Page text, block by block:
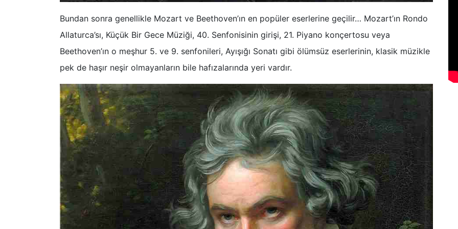
Bundan sonra genellikle Mozart ve Beethoven’ın en popüler eserlerine geçilir… Mozart’ın Rondo
Allaturca’sı, Küçük Bir Gece Müziği, 40. Senfonisinin girişi, 21. Piyano konçertosu veya
Beethoven’ın o meşhur 5. ve 9. senfonileri, Ayışığı Sonatı gibi ölümsüz eserlerinin, klasik müzikle
pek de haşır neşir olmayanların bile hafızalarında yeri vardır.